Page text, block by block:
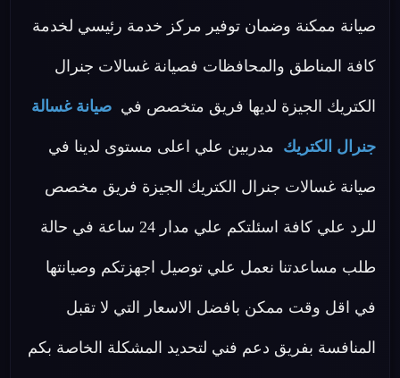
صيانة ممكنة وضمان توفير مركز خدمة رئيسي لخدمة
كافة المناطق والمحافظات فصيانة غسالات جنرال
الكتريك الجيزة لديها فريق متخصص في صيانة غسالة
جنرال الكتريك مدربين علي اعلى مستوى لدينا في
صيانة غسالات جنرال الكتريك الجيزة فريق مخصص
للرد علي كافة اسئلتكم علي مدار 24 ساعة في حالة
طلب مساعدتنا نعمل علي توصيل اجهزتكم وصيانتها
في اقل وقت ممكن بافضل الاسعار التي لا تقبل
المنافسة بفريق دعم فني لتحديد المشكلة الخاصة بكم